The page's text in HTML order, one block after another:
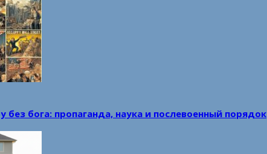
без бога: пропаганда, наука и послевоенный порядок